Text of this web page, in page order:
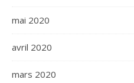
mai 2020
avril 2020
mars 2020